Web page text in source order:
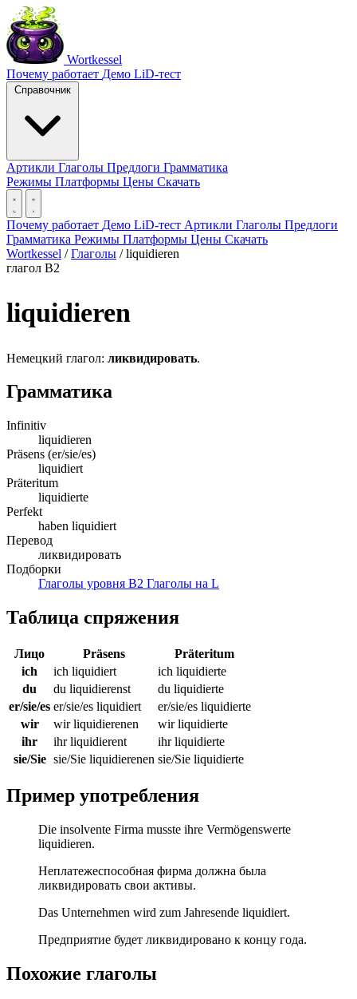
Wortkessel
Почему работает Демо LiD-тест
Справочник
Артикли Глаголы Предлоги Грамматика
Режимы Платформы Цены Скачать
Почему работает Демо LiD-тест Артикли Глаголы Предлоги
Грамматика Режимы Платформы Цены Скачать
Wortkessel / Глаголы / liquidieren
глагол B2
liquidieren
Немецкий глагол: ликвидировать.
Грамматика
Infinitiv
liquidieren
Präsens (er/sie/es)
liquidiert
Präteritum
liquidierte
Perfekt
haben liquidiert
Перевод
ликвидировать
Подборки
Глаголы уровня B2 Глаголы на L
Таблица спряжения
Лицо Präsens
Präteritum
ich
ich liquidiert
ich liquidierte
du
du liquidierenst
du liquidierte
er/sie/es er/sie/es liquidiert
er/sie/es liquidierte
wir
wir liquidierenen
wir liquidierte
ihr
ihr liquidierent
ihr liquidierte
sie/Sie sie/Sie liquidierenen sie/Sie liquidierte
Пример употребления
Die insolvente Firma musste ihre Vermögenswerte
liquidieren.
Неплатежеспособная фирма должна была
ликвидировать свои активы.
Das Unternehmen wird zum Jahresende liquidiert.
Предприятие будет ликвидировано к концу года.
Похожие глаголы